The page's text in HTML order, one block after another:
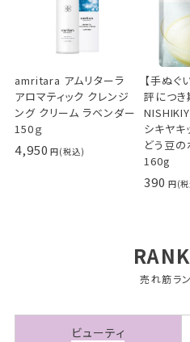
amritara アムリターラ
アロマティック クレンジ
ング クリーム ラベンダー
150ｇ
4,950
【手ぬぐ
評につき
シキヤキ
どう豆の
160g
390
売れ筋ラ
ビューティ